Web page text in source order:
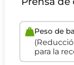
Peso de
para la